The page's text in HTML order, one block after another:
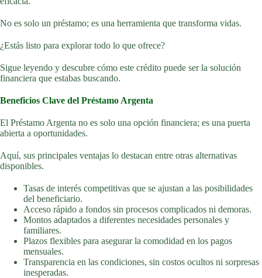
No es solo un préstamo; es una herramienta que transforma vidas.
¿Estás listo para explorar todo lo que ofrece?
Sigue leyendo y descubre cómo este crédito puede ser la solución
financiera que estabas buscando.
Beneficios Clave del Préstamo Argenta
El Préstamo Argenta no es solo una opción financiera; es una puerta
abierta a oportunidades.
Aquí, sus principales ventajas lo destacan entre otras alternativas
disponibles.
Tasas de interés competitivas que se ajustan a las posibilidades
del beneficiario.
Acceso rápido a fondos sin procesos complicados ni demoras.
Montos adaptados a diferentes necesidades personales y
familiares.
Plazos flexibles para asegurar la comodidad en los pagos
mensuales.
Transparencia en las condiciones, sin costos ocultos ni sorpresas
inesperadas.